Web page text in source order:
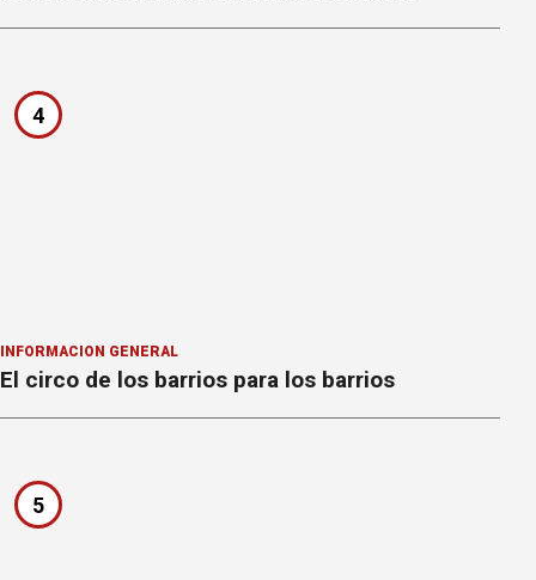
4
INFORMACION GENERAL
El circo de los barrios para los barrios
5